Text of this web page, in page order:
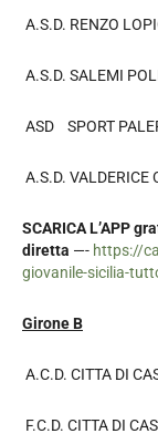
A.S.D. RENZO
A.S.D. SALEMI
ASD SPORT
A.S.D. VALDERICE
SCARICA L’APP
diretta —- https://
giovanile-sicilia-
Girone B
A.C.D. CITTA DI
F.C.D. CITTA DI